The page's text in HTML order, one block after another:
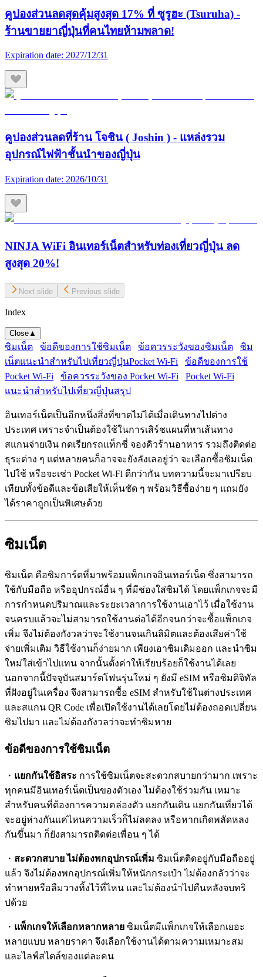
คูปองส่วนลดสุดคุ้มสูงสุด 17% ที่ ซูรูฮะ (Tsuruha) -
ร้านขายยาญี่ปุ่นที่คนไทยห้ามพลาด!
Expiration date: 2027/12/31
คูปองส่วนลดที่ร้าน โจชิน ( Joshin ) - แหล่งรวม
อุปกรณ์ไฟฟ้าชั้นนำของญี่ปุ่น
Expiration date: 2026/10/31
NINJA WiFi อินเทอร์เน็ตสำหรับท่องเที่ยวญี่ปุ่น ลด
สูงสุด 20%!
Next slide Previous slide
Index
Close▲
ซิมเน็ต ข้อดีของการใช้ซิมเน็ต ข้อควรระวังของซิมเน็ต
ซิม
เน็ตแนะนำสำหรับไปเที่ยวญี่ปุ่นPocket Wi-Fi
ข้อดีของการใช้
Pocket Wi-Fi
ข้อควรระวังของ Pocket Wi-Fi
Pocket Wi-Fi
แนะนำสำหรับไปเที่ยวญี่ปุ่นสรุป
อินเทอร์เน็ตเป็นอีกหนึ่งสิ่งที่ขาดไม่ได้เมื่อเดินทางไปต่าง
ประเทศ เพราะจำเป็นต้องใช้ในการเสิร์ชแผนที่หาเส้นทาง
สแกนจ่ายเงิน กดเรียกรถแท็กซี่ จองคิวร้านอาหาร รวมถึงติดต่อ
ธุระต่าง ๆ แต่หลายคนก็อาจจะยังลังเลอยู่ว่า จะเลือกซื้อซิมเน็ต
ไปใช้ หรือจะเช่า Pocket Wi-Fi ดีกว่ากัน บทความนี้จะมาเปรียบ
เทียบทั้งข้อดีและข้อเสียให้เห็นชัด ๆ พร้อมวิธีซื้อง่าย ๆ แถมยัง
ได้ราคาถูกเป็นพิเศษด้วย
ซิมเน็ต
ซิมเน็ต คือซิมการ์ดที่มาพร้อมแพ็กเกจอินเทอร์เน็ต ซึ่งสามารถ
ใช้กับมือถือ หรืออุปกรณ์อื่น ๆ ที่มีช่องใส่ซิมได้ โดยแพ็กเกจจะมี
การกำหนดปริมาณและระยะเวลาการใช้งานเอาไว้ เมื่อใช้งาน
จนครบแล้วจะไม่สามารถใช้งานต่อได้อีกจนกว่าจะซื้อแพ็กเกจ
เพิ่ม จึงไม่ต้องกังวลว่าจะใช้งานจนเกินลิมิตและต้องเสียค่าใช้
จ่ายเพิ่มเติม วิธีใช้งานก็ง่ายมาก เพียงเอาซิมเดิมออก และนำซิม
ใหม่ใส่เข้าไปแทน จากนั้นตั้งค่าให้เรียบร้อยก็ใช้งานได้เลย
นอกจากนี้ปัจจุบันสมาร์ตโฟนรุ่นใหม่ ๆ ยังมี eSIM หรือซิมดิจิทัล
ที่ฝังอยู่ในเครื่อง จึงสามารถซื้อ eSIM สำหรับใช้ในต่างประเทศ
และสแกน QR Code เพื่อเปิดใช้งานได้เลยโดยไม่ต้องถอดเปลี่ยน
ซิมไปมา และไม่ต้องกังวลว่าจะทำซิมหาย
ข้อดีของการใช้ซิมเน็ต
・ แยกกันใช้อิสระ การใช้ซิมเน็ตจะสะดวกสบายกว่ามาก เพราะ
ทุกคนมีอินเทอร์เน็ตเป็นของตัวเอง ไม่ต้องใช้ร่วมกัน เหมาะ
สำหรับคนที่ต้องการความคล่องตัว แยกกันเดิน แยกกันเที่ยวได้
จะอยู่ห่างกันแค่ไหนความเร็วก็ไม่ลดลง หรือหากเกิดพลัดหลง
กันขึ้นมา ก็ยังสามารถติดต่อเพื่อน ๆ ได้
・ สะดวกสบาย ไม่ต้องพกอุปกรณ์เพิ่ม ซิมเน็ตติดอยู่กับมือถืออยู่
แล้ว จึงไม่ต้องพกอุปกรณ์เพิ่มให้หนักกระเป๋า ไม่ต้องกลัวว่าจะ
ทำหายหรือลืมวางทิ้งไว้ที่ไหน และไม่ต้องนำไปคืนหลังจบทริ
ปด้วย
・ แพ็กเกจให้เลือกหลากหลาย ซิมเน็ตมีแพ็กเกจให้เลือกเยอะ
หลายแบบ หลายราคา จึงเลือกใช้งานได้ตามความเหมาะสม
และไลฟ์สไตล์ของแต่ละคน